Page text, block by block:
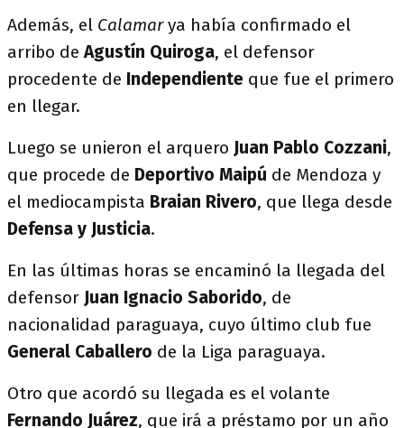
Además, el Calamarya había confirmado el
arribo deAgustín Quiroga, el defensor
procedente de Independiente que fue el primero
en llegar.
Luego se unieron el arquero Juan Pablo Cozzani,
que procede de Deportivo Maipú de Mendoza y
el mediocampista Braian Rivero, que llega desde
Defensa y Justicia.
En las últimas horas se encaminó la llegada del
defensor Juan Ignacio Saborido, de
nacionalidad paraguaya, cuyo último club fue
General Caballero de la Liga paraguaya.
Otro que acordó su llegada es el volante
Fernando Juárez, que irá a préstamo por un año